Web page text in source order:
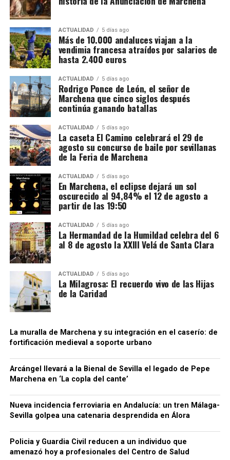
Mientras unos sectores eran demolidos por
considerarse obstáculos para el desarrollo urbano,
otros quedaban incorporados a las nuevas
construcciones.
Precisamente esa incorporación parece haber
contribuido a la conservación de algunos tramos.
Bellido considera que buena parte del recinto ha
sobrevivido porque quedó integrado en el
urbanismo posterior.
Una cuestión pendiente: medir
las diferencias de cota
movimientos relacionados con 173 cuentas
bancarias. A partir de esa documentación detectaron
importantes volúmenes de alcohol procedentes de
depósitos fiscales de otros países de la Unión
Europea, principalmente Países Bajos y Portugal,
destinados posteriormente a depósitos fiscales
españoles.
El mecanismo investigado aprovechaba el régimen
fiscal aplicable a este tipo de mercancías. Las
bebidas eran introducidas mediante empresas que la
investigación denomina “introductoras” y circulaban
en determinadas fases bajo un régimen suspensivo
de IVA e impuestos especiales. Después se sucedían
transmisiones de la mercancía entre diferentes
sociedades instrumentales dentro de los depósitos
fiscales.
El supuesto fraude se produciría cuando intervenían
sociedades que no ingresaban las cuotas de IVA
correspondientes antes de que el producto llegase
finalmente a las empresas distribuidoras. Al reducir
artificialmente la carga fiscal, estas últimas podían
colocar las bebidas en el mercado a precios
notablemente inferiores a los de competidores que
sí cumplían con sus obligaciones tributarias. La
procedimiento generaba también una situación de
competencia desleal dentro del sector.
Para dificultar el seguimiento de las operaciones, la
organización habría empleado además sociedades
siempre según la investigación policial y tributaria.
Conviene mantener esta precisión: los hechos se
encuentran todavía dentro de un procedimiento
judicial y las personas investigadas conservan su
presunción de inocencia mientras no exista una
ACTUALIDAD 5 días ago
Más de 10.000 andaluces viajan a la
vendimia francesa atraídos por salarios de
hasta 2.400 euros
ACTUALIDAD 5 días ago
Rodrigo Ponce de León, el señor de
Marchena que cinco siglos después
continúa ganando batallas
ACTUALIDAD 5 días ago
La caseta El Camino celebrará el 29 de
agosto su concurso de baile por sevillanas
de la Feria de Marchena
ACTUALIDAD 5 días ago
En Marchena, el eclipse dejará un sol
oscurecido al 94,84% el 12 de agosto a
partir de las 19:50
ACTUALIDAD 5 días ago
La Hermandad de la Humildad celebra del 6
al 8 de agosto la XXIII Velá de Santa Clara
ACTUALIDAD 5 días ago
La Milagrosa: El recuerdo vivo de las Hijas
de la Caridad
La muralla de Marchena y su integración en el caserío: de
fortificación medieval a soporte urbano
Arcángel llevará a la Bienal de Sevilla el legado de Pepe
Marchena en ‘La copla del cante’
Nueva incidencia ferroviaria en Andalucía: un tren Málaga-
Sevilla golpea una catenaria desprendida en Álora
Policia y Guardia Civil reducen a un individuo que
amenazó hoy a profesionales del Centro de Salud